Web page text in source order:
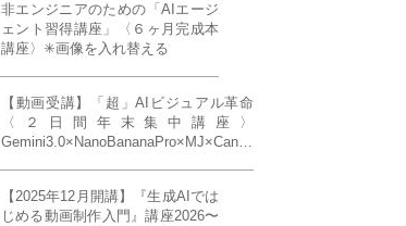
催）」《初参加大歓迎／12名限
定》
非エンジニアのための「AIエージ
ェント習得講座」〈６ヶ月完成本
講座〉✳︎画像を入れ替える
【動画受講】「超」AIビジュアル革命
〈２日間年末集中講座〉
Gemini3.0×NanoBananaPro×MJ×Canva
【2025年12月開講】『生成AIでは
じめる動画制作入門』講座2026〜